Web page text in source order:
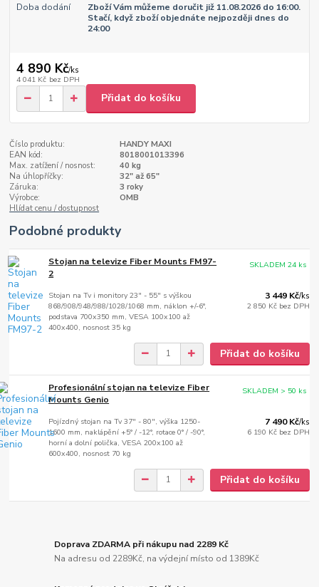
Doba dodání
Zboží Vám můžeme doručit již 11.08.2026 do 16:00.
Stačí, když zboží objednáte nejpozději dnes do
24:00
4 890 Kč/ks
4 041 Kč bez DPH
Přidat do košíku
Číslo produktu:
HANDY MAXI
EAN kód:
8018001013396
Max. zatížení / nosnost:
40 kg
Na úhlopříčky:
32" až 65"
Záruka:
3 roky
Výrobce:
OMB
Hlídat cenu / dostupnost
Podobné produkty
Stojan na televize Fiber Mounts FM97-
2
Stojan na Tv i monitory 23" - 55" s výškou
868/908/948/988/1028/1068 mm, náklon +/-6°,
podstava 700x350 mm, VESA 100x100 až
400x400, nosnost 35 kg
3 449 Kč/ks
2 850 Kč bez DPH
SKLADEM 24 ks
Přidat do košíku
Profesionální stojan na televize Fiber
Mounts Genio
Pojízdný stojan na Tv 37" - 80", výška 1250-
1600 mm, naklápění +5° / -12°, rotace 0° / -90°,
horní a dolní polička, VESA 200x100 až
600x400, nosnost 70 kg
7 490 Kč/ks
6 190 Kč bez DPH
SKLADEM > 50 ks
Přidat do košíku
Doprava ZDARMA při nákupu nad 2289 Kč
Na adresu od 2289Kč, na výdejní místo od 1389Kč